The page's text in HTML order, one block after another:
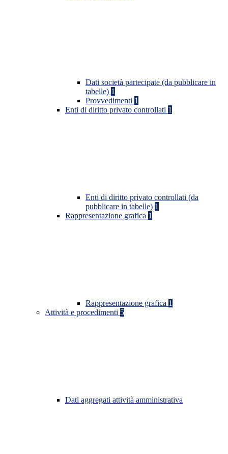
Dati società partecipate (da pubblicare in
tabelle) 1
Provvedimenti 1
Enti di diritto privato controllati 1
Enti di diritto privato controllati (da
pubblicare in tabelle) 1
Rappresentazione grafica 1
Rappresentazione grafica 1
Attività e procedimenti 5
Dati aggregati attività amministrativa